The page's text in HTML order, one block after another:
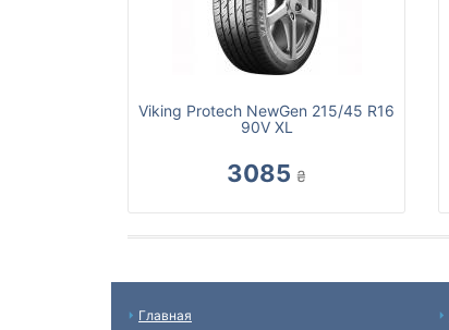
Viking Protech NewGen 215/45 R16
90V XL
3085 ₴
Главная